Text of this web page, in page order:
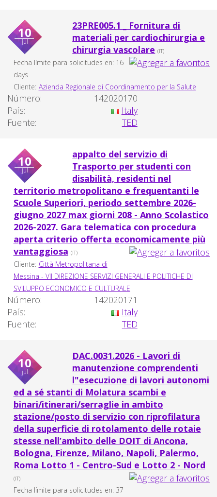
10
jul
23PRE005.1 _ Fornitura di
materiali per cardiochirurgia e
chirurgia vascolare (IT)
Fecha límite para solicitudes en: 16
days
Cliente: Azienda Regionale di Coordinamento per la Salute
Número:
142020170
País:
Italy
Fuente:
TED
10
jul
appalto del servizio di
Trasporto per studenti con
disabilità, residenti nel
territorio metropolitano e frequentanti le
Scuole Superiori, periodo settembre 2026-
giugno 2027 max giorni 208 - Anno Scolastico
2026-2027. Gara telematica con procedura
aperta criterio offerta economicamente più
vantaggiosa (IT)
Cliente: Città Metropolitana di
Messina - VII DIREZIONE SERVIZI GENERALI E POLITICHE DI
SVILUPPO ECONOMICO E CULTURALE
Número:
142020171
País:
Italy
Fuente:
TED
10
jul
DAC.0031.2026 - Lavori di
manutenzione comprendenti
l"esecuzione di lavori autonomi
ed a sé stanti di Molatura scambi e
binari/itinerari/serraglie in ambito
stazione/posto di servizio con riprofilatura
della superficie di rotolamento delle rotaie
stesse nell’ambito delle DOIT di Ancona,
Bologna, Firenze, Milano, Napoli, Palermo,
Roma Lotto 1 - Centro-Sud e Lotto 2 - Nord
(IT)
Fecha límite para solicitudes en: 37